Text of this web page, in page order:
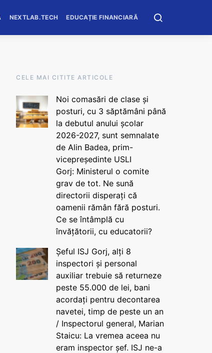
NEXTLAB.TECH EDUCAȚIE FINANCIARĂ
CELE MAI CITITE ARTICOLE
Noi comasări de clase și
posturi, cu 3 săptămâni până
la debutul anului școlar
2026-2027, sunt semnalate
de Alin Badea, prim-
vicepreședinte USLI
Gorj: Ministerul o comite
grav de tot. Ne sună
directorii disperați că
oamenii rămân fără posturi.
Ce se întâmplă cu
învățătorii, cu educatorii?
Șeful ISJ Gorj, alți 8
inspectori și personal
auxiliar trebuie să returneze
peste 55.000 de lei, bani
acordați pentru decontarea
navetei, timp de peste un an
/ Inspectorul general, Marian
Staicu: La vremea aceea nu
eram inspector șef. ISJ ne-a